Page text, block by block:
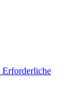
Erforderliche